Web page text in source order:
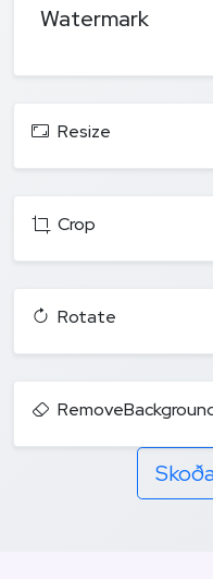
Watermark
Resize
Crop
Rotate